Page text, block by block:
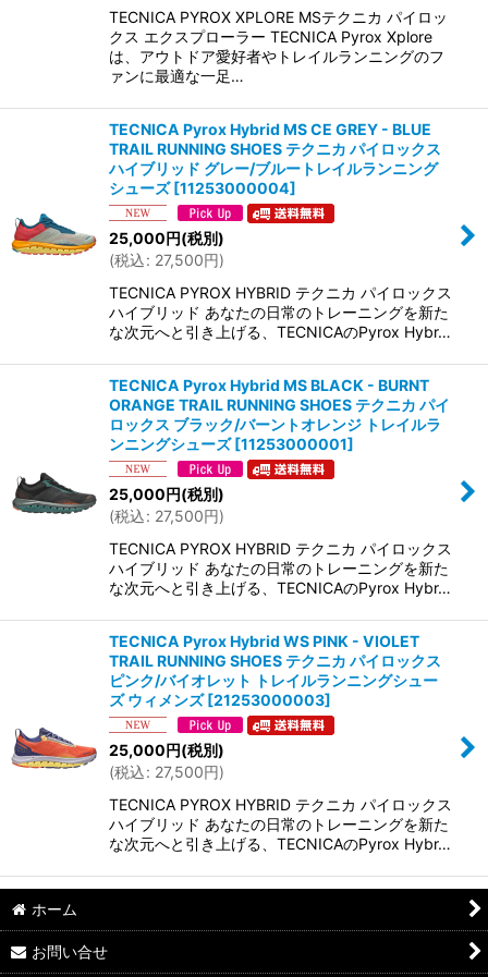
TECNICA PYROX XPLORE MSテクニカ パイロッ
クス エクスプローラー TECNICA Pyrox Xplore
は、アウトドア愛好者やトレイルランニングのフ
ァンに最適な一足…
TECNICA Pyrox Hybrid MS CE GREY - BLUE
TRAIL RUNNING SHOES テクニカ パイロックス
ハイブリッド グレー/ブルートレイルランニング
シューズ [11253000004]
25,000円(税別)
(税込: 27,500円)
TECNICA PYROX HYBRID テクニカ パイロックス
ハイブリッド あなたの日常のトレーニングを新た
な次元へと引き上げる、TECNICAのPyrox Hybr…
TECNICA Pyrox Hybrid MS BLACK - BURNT
ORANGE TRAIL RUNNING SHOES テクニカ パイ
ロックス ブラック/バーントオレンジ トレイルラ
ンニングシューズ [11253000001]
25,000円(税別)
(税込: 27,500円)
TECNICA PYROX HYBRID テクニカ パイロックス
ハイブリッド あなたの日常のトレーニングを新た
な次元へと引き上げる、TECNICAのPyrox Hybr…
TECNICA Pyrox Hybrid WS PINK - VIOLET
TRAIL RUNNING SHOES テクニカ パイロックス
ピンク/バイオレット トレイルランニングシュー
ズ ウィメンズ [21253000003]
25,000円(税別)
(税込: 27,500円)
TECNICA PYROX HYBRID テクニカ パイロックス
ハイブリッド あなたの日常のトレーニングを新た
な次元へと引き上げる、TECNICAのPyrox Hybr…
ホーム
お問い合せ